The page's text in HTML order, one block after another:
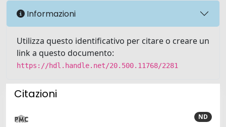
Informazioni
Utilizza questo identificativo per citare o creare un
link a questo documento:
https://hdl.handle.net/20.500.11768/2281
Citazioni
ND